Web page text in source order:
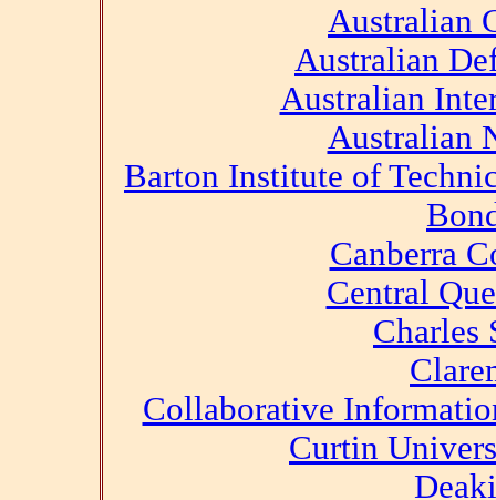
Australian
Australian
Australian
Australian
Barton Institute of
Canberra
Central
Charles
Collaborative
Curtin